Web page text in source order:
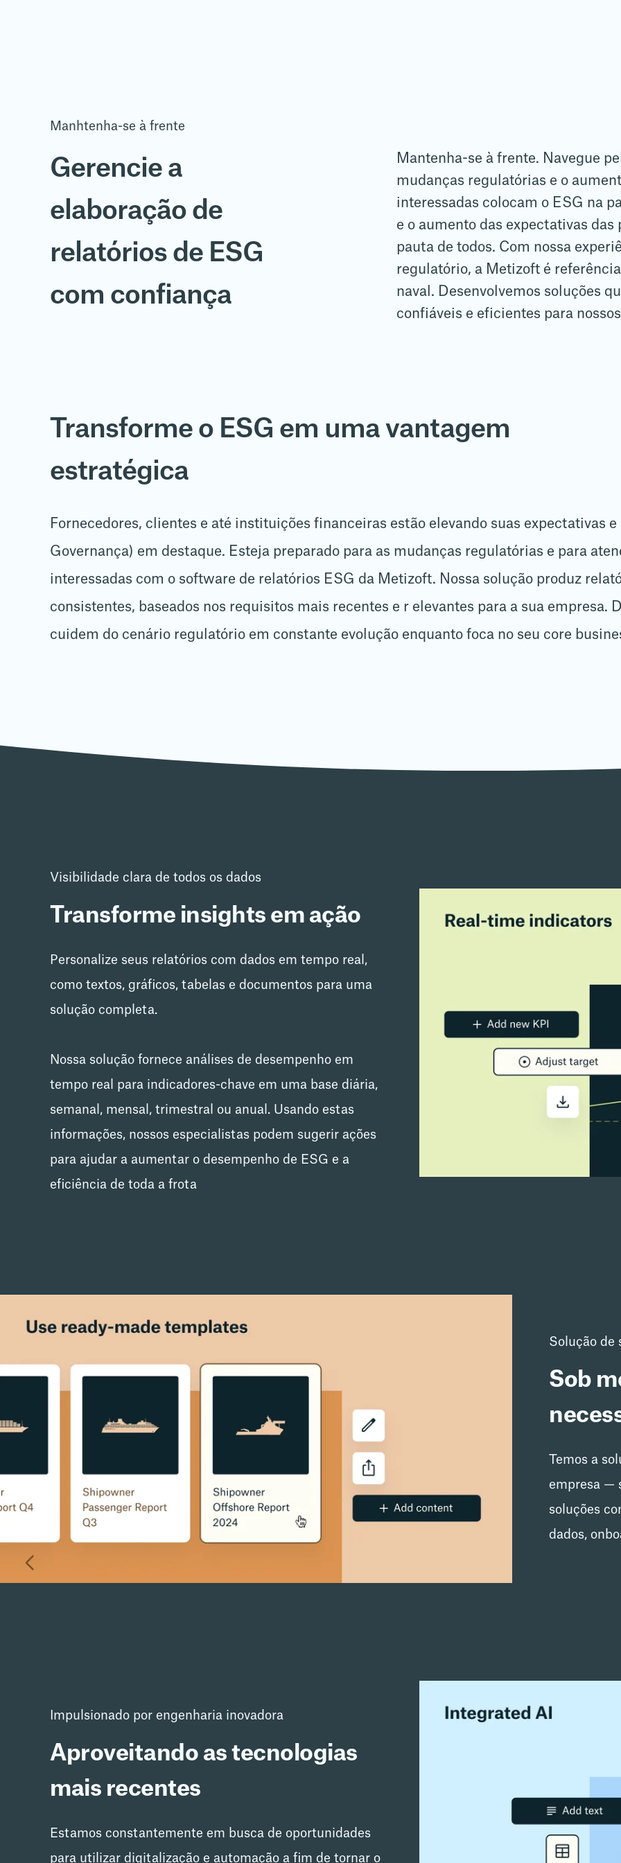
Manhtenha-se à frente
Gerencie a
elaboração de
relatórios de ESG
com confiança
Mantenha-se à frente. Navegue
mudanças regulatórias e o
interessadas colocam o ESG na
e o aumento das expectativas
pauta de todos. Com nossa
regulatório, a Metizoft é
naval. Desenvolvemos soluções
confiáveis e eficientes para
Transforme o ESG em uma vantagem
estratégica
Fornecedores, clientes e até instituições financeiras estão elevando suas expectativas
Governança) em destaque. Esteja preparado para as mudanças regulatórias e para
interessadas com o software de relatórios ESG da Metizoft. Nossa solução produz
consistentes, baseados nos requisitos mais recentes e r elevantes para a sua empresa.
cuidem do cenário regulatório em constante evolução enquanto foca no seu core
Visibilidade clara de todos os dados
Transforme insights em ação
Personalize seus relatórios com dados em tempo real,
como textos, gráficos, tabelas e documentos para uma
solução completa.
Nossa solução fornece análises de desempenho em
tempo real para indicadores-chave em uma base diária,
semanal, mensal, trimestral ou anual. Usando estas
informações, nossos especialistas podem sugerir ações
para ajudar a aumentar o desempenho de ESG e a
eficiência de toda a frota
Solução de
Sob
Temos a
empresa —
soluções
dados,
Impulsionado por engenharia inovadora
Aproveitando as tecnologias
mais recentes
Estamos constantemente em busca de oportunidades
para utilizar digitalização e automação a fim de tornar o